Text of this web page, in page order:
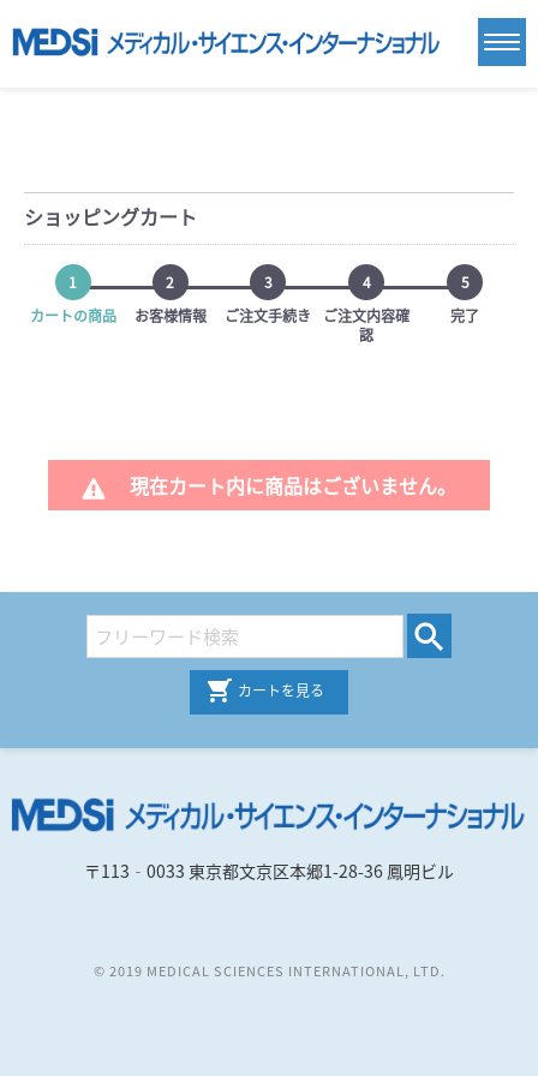
ショッピングカート
1
カートの商品
2
お客様情報
3
ご注文手続き
4
ご注文内容確
認
5
完了
現在カート内に商品はございません。
カートを見る
〒113‐0033 東京都文京区本郷1-28-36 鳳明ビル
© 2019 MEDICAL SCIENCES INTERNATIONAL, LTD.